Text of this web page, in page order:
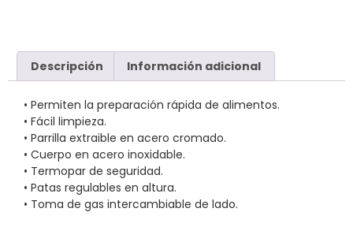
Descripción Información adicional
• Permiten la preparación rápida de alimentos.
• Fácil limpieza.
• Parrilla extraible en acero cromado.
• Cuerpo en acero inoxidable.
• Termopar de seguridad.
• Patas regulables en altura.
• Toma de gas intercambiable de lado.